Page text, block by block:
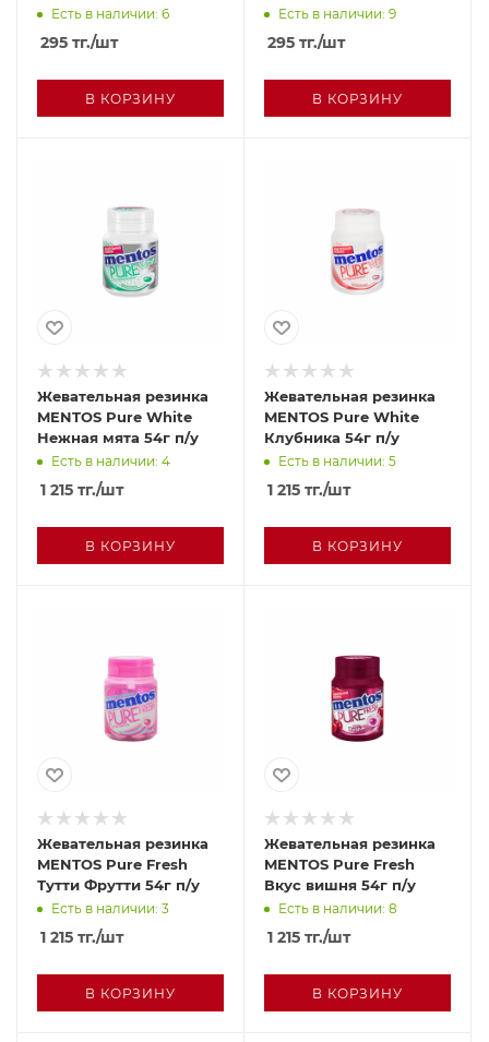
70гЕсть в наличии: 6
295 тг./шт
В КОРЗИНУ
Есть в наличии: 9
295 тг./шт
В КОРЗИНУ
Жевательная резинка
MENTOS Pure White
Нежная мята 54г п/у
Есть в наличии: 4
1 215 тг./шт
В КОРЗИНУ
Жевательная резинка
MENTOS Pure White
Клубника 54г п/у
Есть в наличии: 5
1 215 тг./шт
В КОРЗИНУ
Жевательная резинка
MENTOS Pure Fresh
Тутти Фрутти 54г п/у
Есть в наличии: 3
1 215 тг./шт
В КОРЗИНУ
Жевательная резинка
MENTOS Pure Fresh
Вкус вишня 54г п/у
Есть в наличии: 8
1 215 тг./шт
В КОРЗИНУ